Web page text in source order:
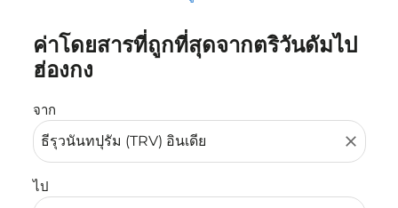
ค่าโดยสารที่ถูกที่สุดจากตริวันดัมไป
ฮ่องกง
จาก
close
ไป
ลองอัปเดตเส้นทางของคุณ (ต้นทางและ/หรือปลายทาง) หรื